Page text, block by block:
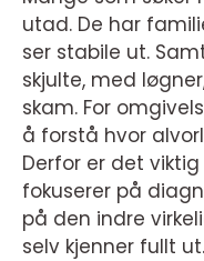
utad. De har
ser stabile ut.
skjulte, med
skam. For
å forstå hvor
Derfor er det
fokuserer på
på den indre
selv kjenner fullt ut.